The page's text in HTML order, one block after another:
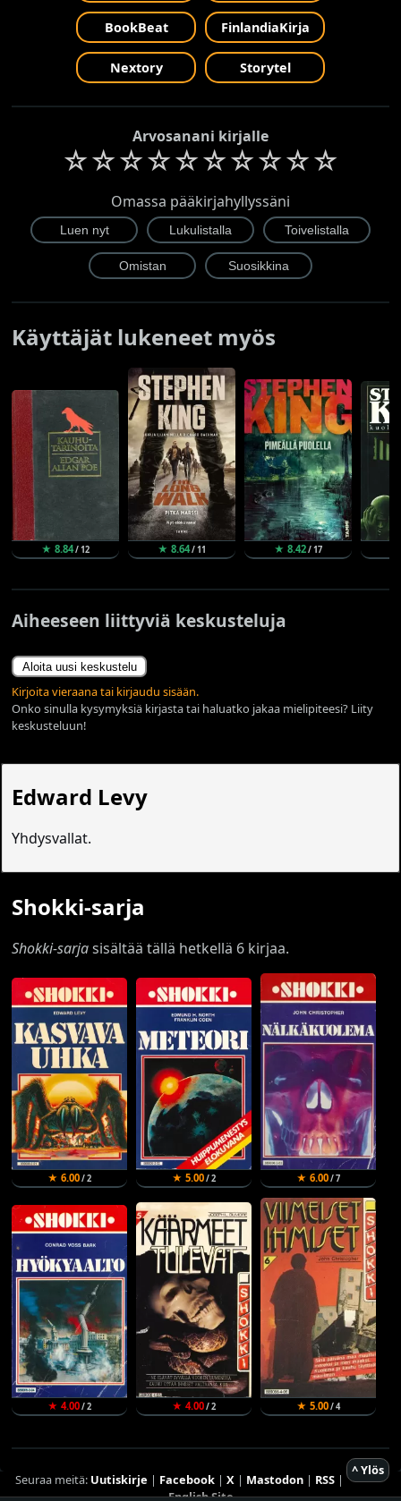
BookBeat FinlandiaKirja
Nextory Storytel
Arvosanani kirjalle
☆☆☆☆☆☆☆☆☆☆
Omassa pääkirjahyllyssäni
Käyttäjät lukeneet myös
★ 8.84/ 12 ★ 8.64/ 11 ★ 8.42/ 17
Aiheeseen liittyviä keskusteluja
Aloita uusi keskustelu
Kirjoita vieraana tai kirjaudu sisään.
Onko sinulla kysymyksiä kirjasta tai haluatko jakaa mielipiteesi? Liity
keskusteluun!
Edward Levy
Yhdysvallat.
Shokki-sarja
Shokki-sarjasisältää tällä hetkellä 6 kirjaa.
★ 6.00/ 2 ★ 5.00/ 2 ★ 6.00/ 7
★ 4.00/ 2 ★ 4.00/ 2 ★ 5.00/ 4
^ Ylös
Seuraa meitä: Uutiskirje | Facebook| X| Mastodon| RSS|
English Site